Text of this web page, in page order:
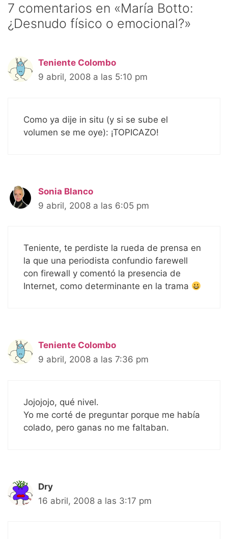
7 comentarios en «María Botto:
¿Desnudo físico o emocional?»
Teniente Colombo
9 abril, 2008 a las 5:10 pm
Como ya dije in situ (y si se sube el
volumen se me oye): ¡TOPICAZO!
Sonia Blanco
9 abril, 2008 a las 6:05 pm
Teniente, te perdiste la rueda de prensa en
la que una periodista confundio farewell
con firewall y comentó la presencia de
Internet, como determinante en la trama
Teniente Colombo
9 abril, 2008 a las 7:36 pm
Jojojojo, qué nivel.
Yo me corté de preguntar porque me había
colado, pero ganas no me faltaban.
Dry
16 abril, 2008 a las 3:17 pm